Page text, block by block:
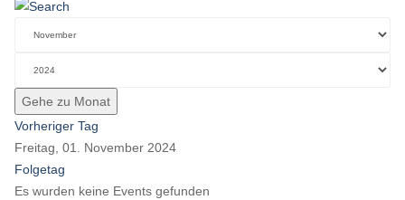
Gehe zu Monat
Vorheriger Tag
Freitag, 01. November 2024
Folgetag
Es wurden keine Events gefunden